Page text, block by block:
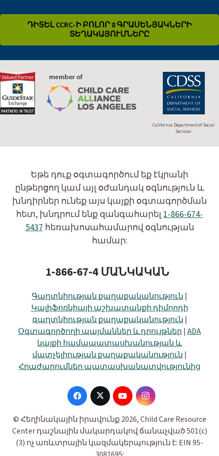
ԴԻՏԵԼ CCRC-Ի ԲՈԼՈՐ 8 ԳՐԱՍԵՆՅԱԿՆԵՐԻ
ՏԵՂԱԿԱՅՈՒՄՆԵՐԸ
California Department of Social
Services
Եթե դուք օգտագործում եք էկրանի
ընթերցող կամ այլ օժանդակ օգնություն և
խնդիրներ ունեք այս կայքի օգտագործման
հետ, խնդրում ենք զանգահարել 1-866-674-
5437 հեռախոսահամարով օգնության
համար:
1-866-67-4 ՄԱՆԿԱԿԱՆ
Գաղտնիության քաղաքականություն |
Կալիֆոռնիայի աշխատանքի դիմորդի
գաղտնիության քաղաքականություն |
Օգտագործողի պայմաններ և դրույթներ | ADA
կայքի համապատասխանության և
մատչելիության քաղաքականություն |
Հրաժարումներ պատասխանատվությունից
© Հեղինակային իրավունք 2026, Child Care Resource
Center դաշնային մակարդակով ճանաչված 501(c)
(3) ոչ առևտրային կազմակերպություն է: EIN 95-